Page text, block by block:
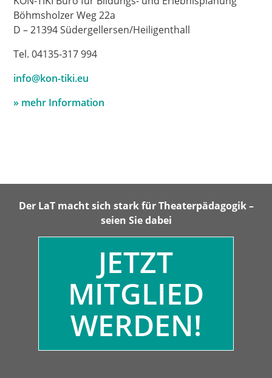
Böhmsholzer Weg 22a
D – 21394 Südergellersen/Heiligenthall
Tel. 04135-317 994
info@kon-tiki.eu
» mehr Information
Der LaT macht sich stark für Theaterpädagogik –
seien Sie dabei
JETZT
MITGLIED
WERDEN!